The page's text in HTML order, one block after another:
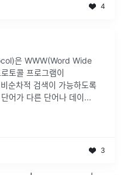
4
은 WWW(Word Wide
토콜 프로그램이
순차적 검색이 가능하도록
어가 다른 단어나 데이...
3